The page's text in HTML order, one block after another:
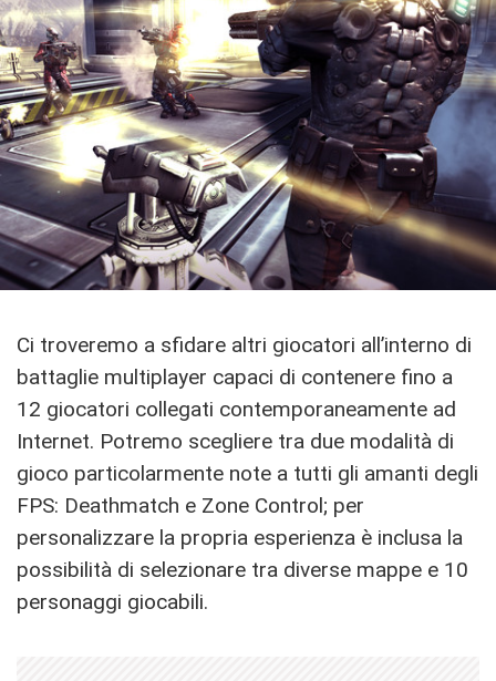
Ci troveremo a sfidare altri giocatori all’interno di
battaglie multiplayer capaci di contenere fino a
12 giocatori collegati contemporaneamente ad
Internet. Potremo scegliere tra due modalità di
gioco particolarmente note a tutti gli amanti degli
FPS: Deathmatch e Zone Control; per
personalizzare la propria esperienza è inclusa la
possibilità di selezionare tra diverse mappe e 10
personaggi giocabili.